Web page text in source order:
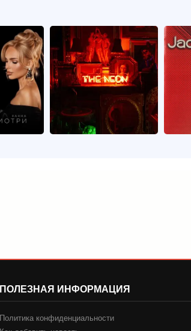
ПОЛЕЗНАЯ ИНФОРМАЦИЯ
Политика конфиденциальности